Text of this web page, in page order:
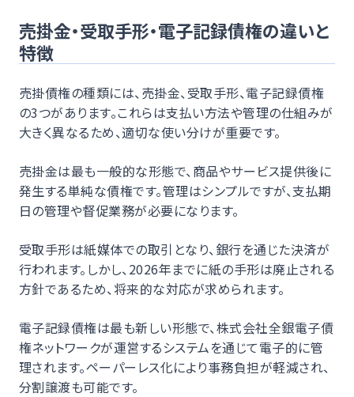
売掛金・受取手形・電子記録債権の違いと
特徴
売掛債権の種類には、売掛金、受取手形、電子記録債権
の3つがあります。これらは支払い方法や管理の仕組みが
大きく異なるため、適切な使い分けが重要です。
売掛金は最も一般的な形態で、商品やサービス提供後に
発生する単純な債権です。管理はシンプルですが、支払期
日の管理や督促業務が必要になります。
受取手形は紙媒体での取引となり、銀行を通じた決済が
行われます。しかし、2026年までに紙の手形は廃止される
方針であるため、将来的な対応が求められます。
電子記録債権は最も新しい形態で、株式会社全銀電子債
権ネットワークが運営するシステムを通じて電子的に管
理されます。ペーパーレス化により事務負担が軽減され、
分割譲渡も可能です。